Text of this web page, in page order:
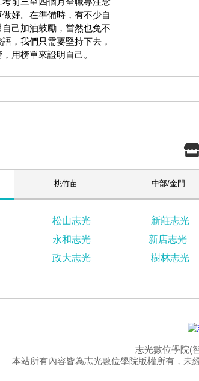
好。在準備時，有不少自
己加油鼓勵，當然也免不
，我們只需要堅持下去，
用榜單來證明自己。
桃竹苗 中部/金門
松山志光 新莊志光
永和志光 新店志光
政大志光 樹林志光
志光數位學院(
本站所有內容皆為志光數位學院版權所有，未